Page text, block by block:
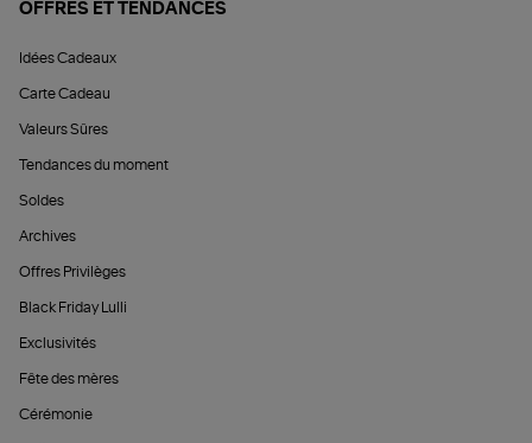
OFFRES ET TENDANCES
Idées Cadeaux
Carte Cadeau
Valeurs Sûres
Tendances du moment
Soldes
Archives
Offres Privilèges
Black Friday Lulli
Exclusivités
Fête des mères
Cérémonie